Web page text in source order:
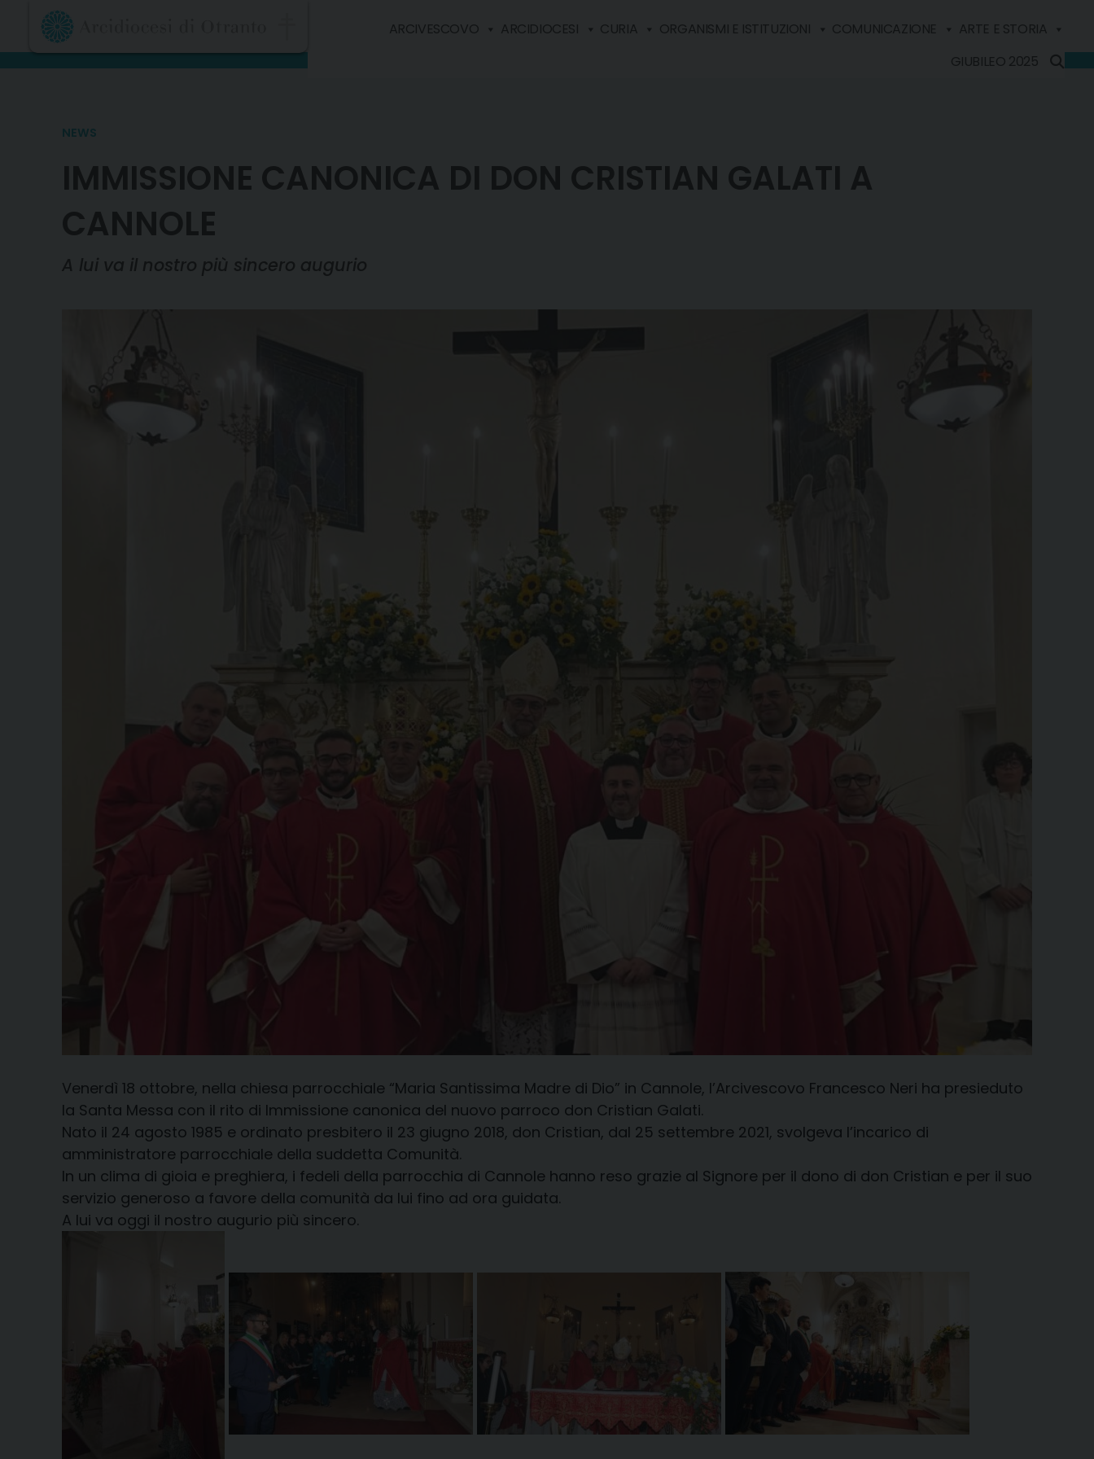
content
ARCIVESCOVO ARCIDIOCESI CURIA ORGANISMI E ISTITUZIONI COMUNICAZIONE
ARTE E STORIA
GIUBILEO 2025
NEWS
IMMISSIONE CANONICA DI DON CRISTIAN GALATI A
CANNOLE
A lui va il nostro più sincero augurio
Venerdì 18 ottobre, nella chiesa parrocchiale “Maria Santissima Madre di Dio” in Cannole, l’Arcivescovo Francesco Neri ha presieduto
la Santa Messa con il rito di Immissione canonica del nuovo parroco don Cristian Galati.
Nato il 24 agosto 1985 e ordinato presbitero il 23 giugno 2018, don Cristian, dal 25 settembre 2021, svolgeva l’incarico di
amministratore parrocchiale della suddetta Comunità.
In un clima di gioia e preghiera, i fedeli della parrocchia di Cannole hanno reso grazie al Signore per il dono di don Cristian e per il suo
servizio generoso a favore della comunità da lui fino ad ora guidata.
A lui va oggi il nostro augurio più sincero.